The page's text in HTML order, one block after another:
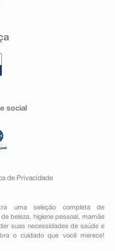
social
de Privacidade
uma seleção completa de
beleza, higiene pessoal ,mamãe
suas necessidades de saúde e
o cuidado que você merece!